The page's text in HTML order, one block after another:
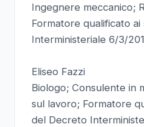
Ingegnere meccanico;
Formatore qualificato
Interministeriale 6/3/
Eliseo Fazzi
Biologo; Consulente in
sul lavoro; Formatore
del Decreto